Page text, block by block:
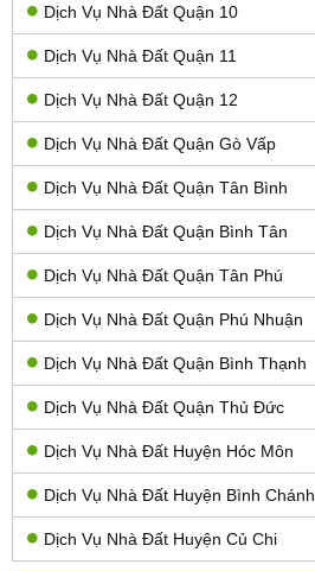
Dịch Vụ Nhà Đất Quận 10
Dịch Vụ Nhà Đất Quận 11
Dịch Vụ Nhà Đất Quận 12
Dịch Vụ Nhà Đất Quận Gò Vấp
Dịch Vụ Nhà Đất Quận Tân Bình
Dịch Vụ Nhà Đất Quận Bình Tân
Dịch Vụ Nhà Đất Quận Tân Phú
Dịch Vụ Nhà Đất Quận Phú Nhuận
Dịch Vụ Nhà Đất Quận Bình Thạnh
Dịch Vụ Nhà Đất Quận Thủ Đức
Dịch Vụ Nhà Đất Huyện Hóc Môn
Dịch Vụ Nhà Đất Huyện Bình Chánh
Dịch Vụ Nhà Đất Huyện Củ Chi